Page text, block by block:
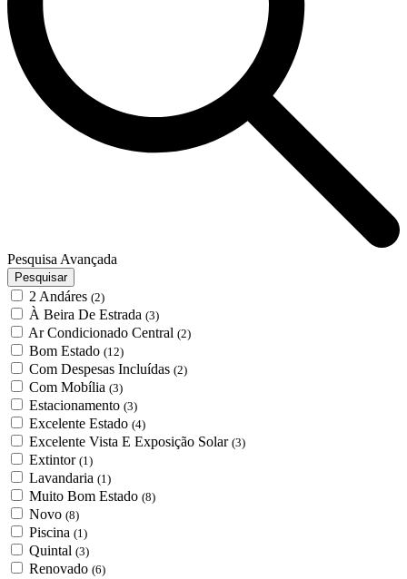
Pesquisa Avançada
Pesquisar
2 Andáres (2)
À Beira De Estrada (3)
Ar Condicionado Central (2)
Bom Estado (12)
Com Despesas Incluídas (2)
Com Mobília (3)
Estacionamento (3)
Excelente Estado (4)
Excelente Vista E Exposição Solar (3)
Extintor (1)
Lavandaria (1)
Muito Bom Estado (8)
Novo (8)
Piscina (1)
Quintal (3)
Renovado (6)